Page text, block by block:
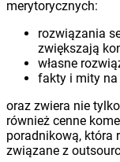
merytorycznych:
rozwiązania
zwiększają
własne
fakty i mity
oraz zwiera nie
również cenne
poradnikową, która
związane z